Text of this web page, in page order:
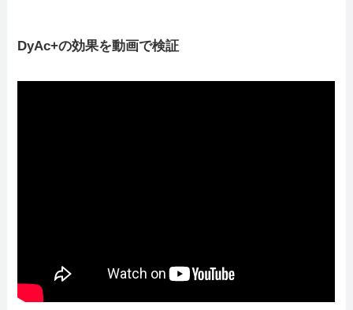
DyAc+の効果を動画で検証